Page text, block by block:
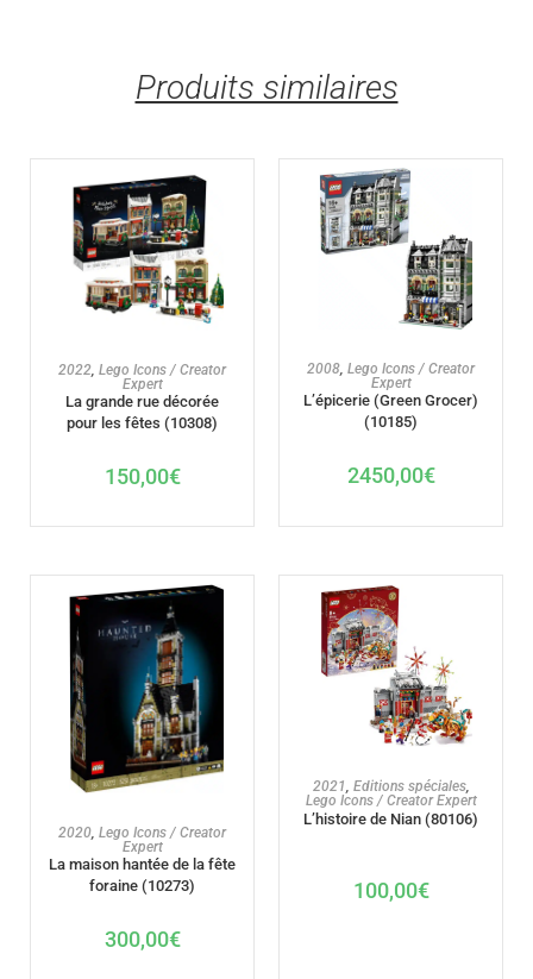
Produits similaires
AJOUTER AU PANIER
2022 Lego Icons / Creator
Expert
La grande rue décorée
pour les fêtes (10308)
150,00€
AJOUTER AU PANIER
2008, Lego Icons / Creator
Expert
L’épicerie (Green Grocer)
(10185)
2450,00€
AJOUTER AU PANIER
2020, Lego Icons / Creator
Expert
La maison hantée de la fête
foraine (10273)
300,00€
AJOUTER AU PANIER
2021, Editions spéciales,
Lego Icons / Creator Expert
L’histoire de Nian (80106)
100,00€